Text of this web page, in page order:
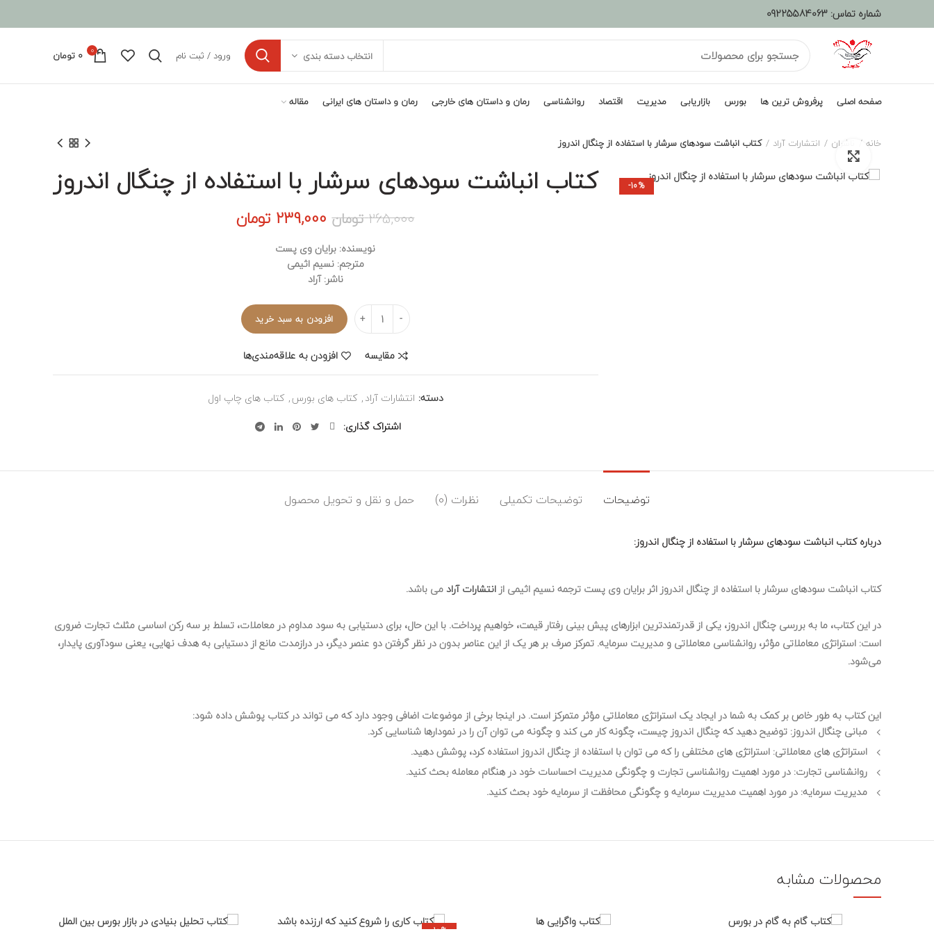
شماره تماس: 09225584063
انتخاب دسته بندی ورود / ثبت نام 0
0 تومان
صفحه اصلی پرفروش ترین ها بورس بازاریابی مدیریت اقتصاد روانشناسی رمان و داستان های خارجی رمان و داستان های ایرانی مقاله
خانه ناشران انتشارات آراد کتاب انباشت سودهای سرشار با استفاده از چنگال اندروز
-10% کتاب انباشت سودهای سرشار با استفاده از چنگال اندروز
265,000تومان قیمت
265,000 تومان
بود.
239,000 تومانقیمت
نویسنده: برایان وی پست
مترجم: نسیم اثیمی
ناشر: آراد
تعداد
افزودن به سبد خرید
مقایسه افزودن به علاقه‌مندی‌ها
دسته: انتشارات آراد, کتاب های بورس, کتاب های چاپ اول
اشتراک گذاری
توضیحات توضیحات تکمیلی نظرات (0) حمل و نقل و تحویل محصول
درباره کتاب انباشت سودهای سرشار با استفاده از چنگال اندروز:
کتاب انباشت سودهای سرشار با استفاده از چنگال اندروز اثر برایان وی پست ترجمه نسیم اثیمی ازانتشارات آرادمی باشد.
در این کتاب، ما به بررسی چنگال اندروز، یکی از قدرتمندترین ابزارهای پیش بینی رفتار قیمت، خواهیم پرداخت. با این حال، برای دستیابی به سود مداوم در معاملات، تسلط بر سه رکن اساسی مثلث تجارت ضروری
است: استراتژی معاملاتی مؤثر، روانشناسی معاملاتی و مدیریت سرمایه. تمرکز صرف بر هر یک از این عناصر بدون در نظر گرفتن دو عنصر دیگر، در درازمدت مانع از دستیابی به هدف نهایی، یعنی سودآوری پایدار،
می‌شود.
این کتاب به طور خاص بر کمک به شما در ایجاد یک استراتژی معاملاتی مؤثر متمرکز است. در اینجا برخی از موضوعات اضافی وجود دارد که می تواند در کتاب پوشش داده شود:
مبانی چنگال اندروز: توضیح دهید که چنگال اندروز چیست، چگونه کار می کند و چگونه می توان آن را در نمودارها شناسایی کرد.
استراتژی های معاملاتی: استراتژی های مختلفی را که می توان با استفاده از چنگال اندروز استفاده کرد، پوشش دهید.
روانشناسی تجارت: در مورد اهمیت روانشناسی تجارت و چگونگی مدیریت احساسات خود در هنگام معامله بحث کنید.
مدیریت سرمایه: در مورد اهمیت مدیریت سرمایه و چگونگی محافظت از سرمایه خود بحث کنید.
محصولات مشابه
-10%